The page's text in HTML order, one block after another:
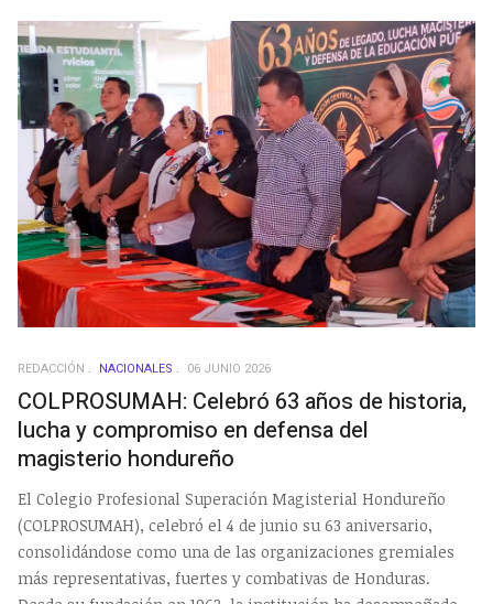
REDACCIÓN NACIONALES 06 JUNIO 2026
COLPROSUMAH: Celebró 63 años de historia,
lucha y compromiso en defensa del
magisterio hondureño
El Colegio Profesional Superación Magisterial Hondureño
(COLPROSUMAH), celebró el 4 de junio su 63 aniversario,
consolidándose como una de las organizaciones gremiales
más representativas, fuertes y combativas de Honduras.